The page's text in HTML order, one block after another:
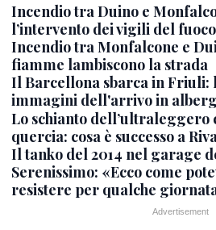
Incendio tra Duino e
l’intervento dei vigili del fuoco
Incendio tra Monfalcone e
fiamme lambiscono la strada
Il Barcellona sbarca in Friuli:
immagini dell'arrivo in
Lo schianto dell’ultraleggero
quercia: cosa è successo a
Il tanko del 2014 nel garage
Serenissimo: «Ecco come
resistere per qualche